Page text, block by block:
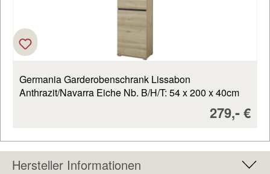
Germania Garderobenschrank Lissabon
Anthrazit/Navarra Eiche Nb. B/H/T: 54 x 200 x 40cm
279,-€
Hersteller Informationen